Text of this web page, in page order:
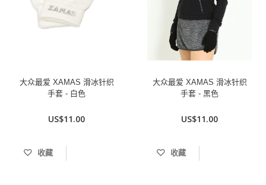
大众最爱 XAMAS 滑冰针织
手套 - 白色
US$11.00
收藏
大众最爱 XAMAS 滑冰针织
手套 - 黑色
US$11.00
收藏